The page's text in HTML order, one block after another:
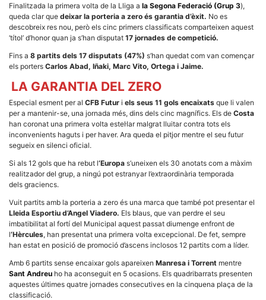
Finalitzada la primera volta de la Lliga a la Segona Federació (Grup 3),
queda clar que deixar la porteria a zero és garantia d’èxit. No es
descobreix res nou, però els cinc primers classificats comparteixen aquest
‘títol’ d’honor quan ja s’han disputat 17 jornades de competició.
Fins a 8 partits dels 17 disputats (47%) s’han quedat com van començar
els porters Carlos Abad, Iñaki, Marc Vito, Ortega i Jaime.
LA GARANTIA DEL ZERO
Especial esment per al CFB Futur i els seus 11 gols encaixats que li valen
per a mantenir-se, una jornada més, dins dels cinc magnífics. Els de Costa
han coronat una primera volta estel·lar malgrat lluitar contra tots els
inconvenients haguts i per haver. Ara queda el pitjor mentre el seu futur
segueix en silenci oficial.
Si als 12 gols que ha rebut l‘Europa s’uneixen els 30 anotats com a màxim
realitzador del grup, a ningú pot estranyar l’extraordinària temporada
dels graciencs.
Vuit partits amb la porteria a zero és una marca que també pot presentar el
Lleida Esportiu d’Angel Viadero. Els blaus, que van perdre el seu
imbatibilitat al fortí del Municipal aquest passat diumenge enfront de
l‘Hèrcules, han presentat una primera volta excepcional. De fet, sempre
han estat en posició de promoció d’ascens inclosos 12 partits com a líder.
Amb 6 partits sense encaixar gols apareixen Manresa i Torrent mentre
Sant Andreu ho ha aconseguit en 5 ocasions. Els quadribarrats presenten
aquestes últimes quatre jornades consecutives en la cinquena plaça de la
classificació.
Necessàries
Aquestes
cookies no
són
són
necessàries
per al
funcionament
tècnic de la
web.
Estadístiques
estadístiques
de manera
per a millorar
la funcionalitat
i la seva
estructura.
Experiència
d'usuari
Alguns